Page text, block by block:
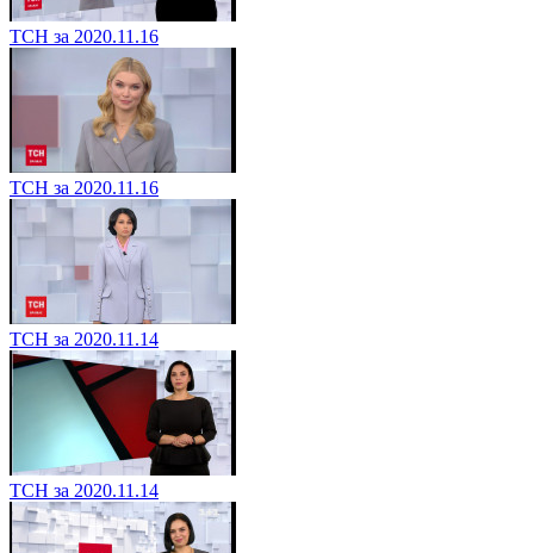
ТСН за 2020.11.16
ТСН за 2020.11.16
ТСН за 2020.11.14
ТСН за 2020.11.14